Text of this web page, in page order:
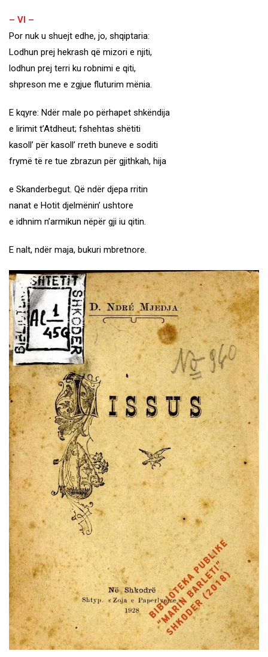
– VI –
Por nuk u shuejt edhe, jo, shqiptaria:
Lodhun prej hekrash që mizori e njiti,
lodhun prej terri ku robnimi e qiti,
shpreson me e zgjue fluturim mënia.
E kqyre: Ndër male po përhapet shkëndija
e lirimit t’Atdheut; fshehtas shëtiti
kasoll’ për kasoll’ rreth buneve e soditi
frymë të re tue zbrazun për gjithkah, hija
e Skanderbegut. Që ndër djepa rritin
nanat e Hotit djelmënin’ ushtore
e idhnim n’armikun nëpër gji iu qitin.
E nalt, ndër maja, bukuri mbretnore.